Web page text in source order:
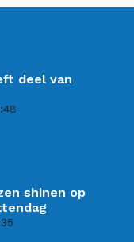
deel van
shinen op